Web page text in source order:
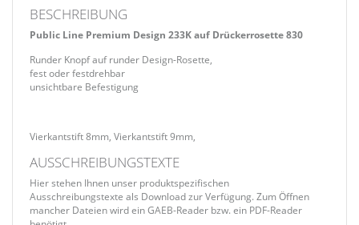
BESCHREIBUNG
Public Line Premium Design 233K auf Drückerrosette 830
Runder Knopf auf runder Design-Rosette,
fest oder festdrehbar
unsichtbare Befestigung
Vierkantstift 8mm, Vierkantstift 9mm,
AUSSCHREIBUNGSTEXTE
Hier stehen Ihnen unser produktspezifischen
Ausschreibungstexte als Download zur Verfügung. Zum Öffnen
mancher Dateien wird ein GAEB-Reader bzw. ein PDF-Reader